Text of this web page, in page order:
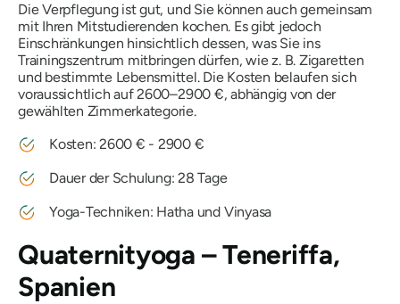
Die Verpflegung ist gut, und Sie können auch gemeinsam
mit Ihren Mitstudierenden kochen. Es gibt jedoch
Einschränkungen hinsichtlich dessen, was Sie ins
Trainingszentrum mitbringen dürfen, wie z. B. Zigaretten
und bestimmte Lebensmittel. Die Kosten belaufen sich
voraussichtlich auf 2600–2900 €, abhängig von der
gewählten Zimmerkategorie.
Kosten: 2600 € - 2900 €
Dauer der Schulung: 28 Tage
Yoga-Techniken: Hatha und Vinyasa
Quaternityoga – Teneriffa,
Spanien